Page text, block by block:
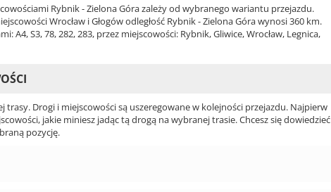
Rybnik - Zielona Góra zależy od wybranego wariantu przejazdu.
Wrocław i Głogów odległość Rybnik - Zielona Góra wynosi 360 km.
A4, S3, 78, 282, 283, przez miejscowości: Rybnik, Gliwice, Wrocław, Legnica,
Drogi i miejscowości są uszeregowane w kolejności przejazdu. Najpierw
jakie miniesz jadąc tą drogą na wybranej trasie. Chcesz się dowiedzieć
pozycję.